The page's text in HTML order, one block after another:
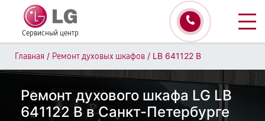
Сервисный центр
Главная / Ремонт духовых шкафов / LB 641122 B
Ремонт духового шкафа LG LB
641122 B в Санкт-Петербурге